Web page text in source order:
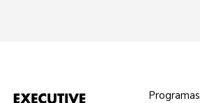
Programas